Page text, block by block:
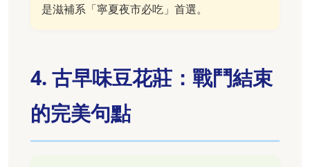
是滋補系「寧夏夜市必吃」首選。
4. 古早味豆花莊：戰鬥結束
的完美句點